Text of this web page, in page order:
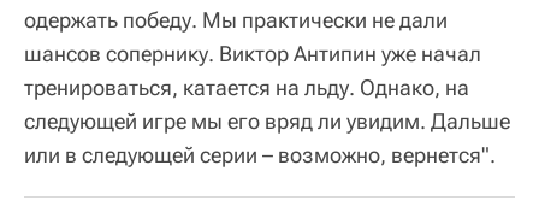
одержать победу. Мы практически не дали
шансов сопернику. Виктор Антипин уже начал
тренироваться, катается на льду. Однако, на
следующей игре мы его вряд ли увидим. Дальше
или в следующей серии – возможно, вернется".